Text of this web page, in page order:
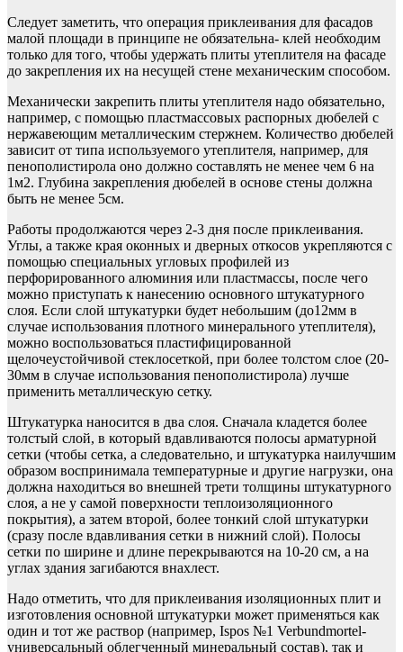
Следует заметить, что операция приклеивания для фасадов
малой площади в принципе не обязательна- клей необходим
только для того, чтобы удержать плиты утеплителя на фасаде
до закрепления их на несущей стене механическим способом.
Механически закрепить плиты утеплителя надо обязательно,
например, с помощью пластмассовых распорных дюбелей с
нержавеющим металлическим стержнем. Количество дюбелей
зависит от типа используемого утеплителя, например, для
пенополистирола оно должно составлять не менее чем 6 на
1м2. Глубина закрепления дюбелей в основе стены должна
быть не менее 5см.
Работы продолжаются через 2-3 дня после приклеивания.
Углы, а также края оконных и дверных откосов укрепляются с
помощью специальных угловых профилей из
перфорированного алюминия или пластмассы, после чего
можно приступать к нанесению основного штукатурного
слоя. Если слой штукатурки будет небольшим (до12мм в
случае использования плотного минерального утеплителя),
можно воспользоваться пластифицированной
щелочеустойчивой стеклосеткой, при более толстом слое (20-
30мм в случае использования пенополистирола) лучше
применить металлическую сетку.
Штукатурка наносится в два слоя. Сначала кладется более
толстый слой, в который вдавливаются полосы арматурной
сетки (чтобы сетка, а следовательно, и штукатурка наилучшим
образом воспринимала температурные и другие нагрузки, она
должна находиться во внешней трети толщины штукатурного
слоя, а не у самой поверхности теплоизоляционного
покрытия), а затем второй, более тонкий слой штукатурки
(сразу после вдавливания сетки в нижний слой). Полосы
сетки по ширине и длине перекрываются на 10-20 см, а на
углах здания загибаются внахлест.
Надо отметить, что для приклеивания изоляционных плит и
изготовления основной штукатурки может применяться как
один и тот же раствор (например, Ispos №1 Verbundmortel-
универсальный облегченный минеральный состав), так и